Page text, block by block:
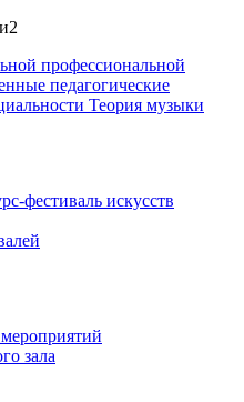
2
профессиональной
педагогические
Теория музыки
фестиваль искусств
зала